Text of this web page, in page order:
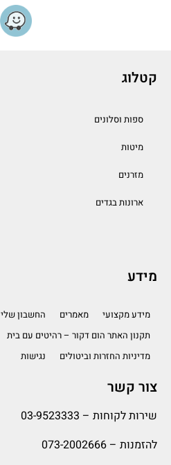
קטלוג
ספות וסלונים
מיטות
מזרנים
ארונות בגדים
מידע
מידע מקצועי מאמרים החשבון שלי
תקנון האתר הום דקור – רהיטים עם בית
מדיניות החזרות וביטולים
נגישות
צור קשר
שירות לקוחות – 03-9523333
להזמנות – 073-2002666